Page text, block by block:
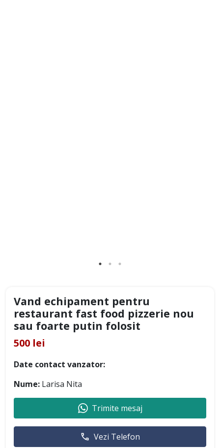
Vand echipament pentru
restaurant fast food pizzerie nou
sau foarte putin folosit
500 lei
Date contact vanzator:
Nume: Larisa Nita
Trimite mesaj
Vezi Telefon